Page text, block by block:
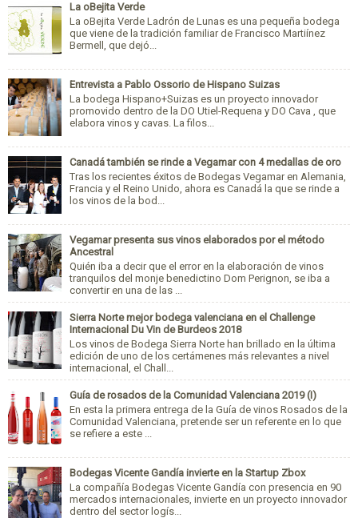
La oBejita Verde
La oBejita Verde Ladrón de Lunas es una pequeña bodega
que viene de la tradición familiar de Francisco Martiínez
Bermell, que dejó...
Entrevista a Pablo Ossorio de Hispano Suizas
La bodega Hispano+Suizas es un proyecto innovador
promovido dentro de la DO Utiel-Requena y DO Cava , que
elabora vinos y cavas. La filos...
Canadá también se rinde a Vegamar con 4 medallas de oro
Tras los recientes éxitos de Bodegas Vegamar en Alemania,
Francia y el Reino Unido, ahora es Canadá la que se rinde a
los vinos de la bod...
Vegamar presenta sus vinos elaborados por el método
Ancestral
Quién iba a decir que el error en la elaboración de vinos
tranquilos del monje benedictino Dom Perignon, se iba a
convertir en una de las ...
Sierra Norte mejor bodega valenciana en el Challenge
Internacional Du Vin de Burdeos 2018
Los vinos de Bodega Sierra Norte han brillado en la última
edición de uno de los certámenes más relevantes a nivel
internacional, el Chall...
Guía de rosados de la Comunidad Valenciana 2019 (I)
En esta la primera entrega de la Guía de vinos Rosados de la
Comunidad Valenciana, pretende ser un referente en lo que
se refiere a este ...
Bodegas Vicente Gandía invierte en la Startup Zbox
La compañía Bodegas Vicente Gandía con presencia en 90
mercados internacionales, invierte en un proyecto innovador
dentro del sector logís...